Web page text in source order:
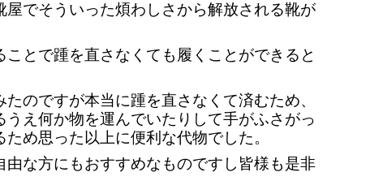
でそういった煩わしさから解放される靴が
とで踵を直さなくても履くことができると
のですが本当に踵を直さなくて済むため、
え何か物を運んでいたりして手がふさがっ
め思った以上に便利な代物でした。
な方にもおすすめなものですし皆様も是非